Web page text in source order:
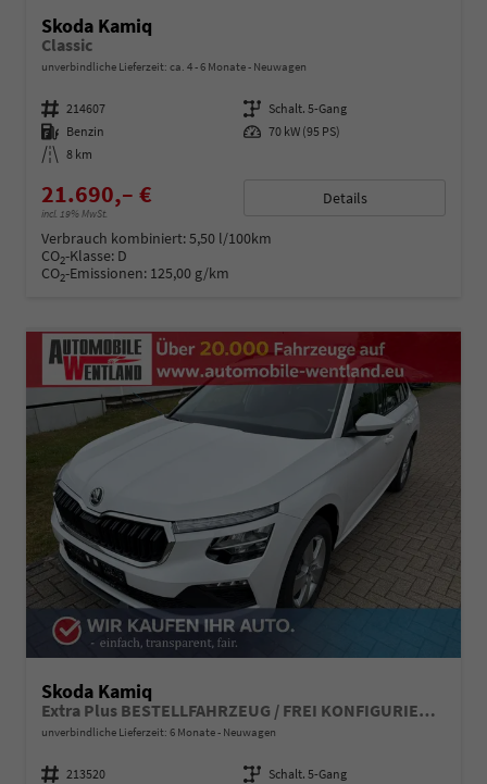
Skoda Kamiq
Classic
unverbindliche Lieferzeit: ca. 4 - 6 Monate Neuwagen
Fahrzeugnummer 214607 Getriebe Schalt. 5-Gang
Kraftstoff Benzin Leistung 70 kW (95 PS)
Kilometerstand 8 km
21.690,– €
incl. 19% MwSt.
Details
Verbrauch kombiniert:5,50 l/100km
CO2-Klasse: D
CO2-Emissionen: 125,00 g/km
Skoda Kamiq
Extra Plus BESTELLFAHRZEUG / FREI KONFIGURIERBAR
unverbindliche Lieferzeit: 6 Monate Neuwagen
Fahrzeugnummer 213520 Getriebe Schalt. 5-Gang